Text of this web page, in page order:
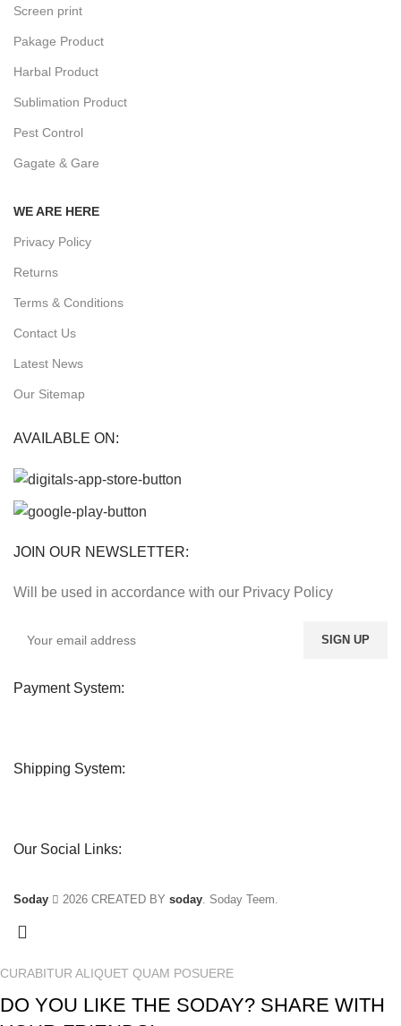
Screen print
Pakage Product
Harbal Product
Sublimation Product
Pest Control
Gagate & Gare
WE ARE HERE
Privacy Policy
Returns
Terms & Conditions
Contact Us
Latest News
Our Sitemap
AVAILABLE ON:
JOIN OUR NEWSLETTER:
Will be used in accordance with our Privacy Policy
Payment System:
Shipping System:
Our Social Links:
Soday 2026 CREATED BY soday. Soday Teem.
CURABITUR ALIQUET QUAM POSUERE
DO YOU LIKE THE SODAY? SHARE WITH